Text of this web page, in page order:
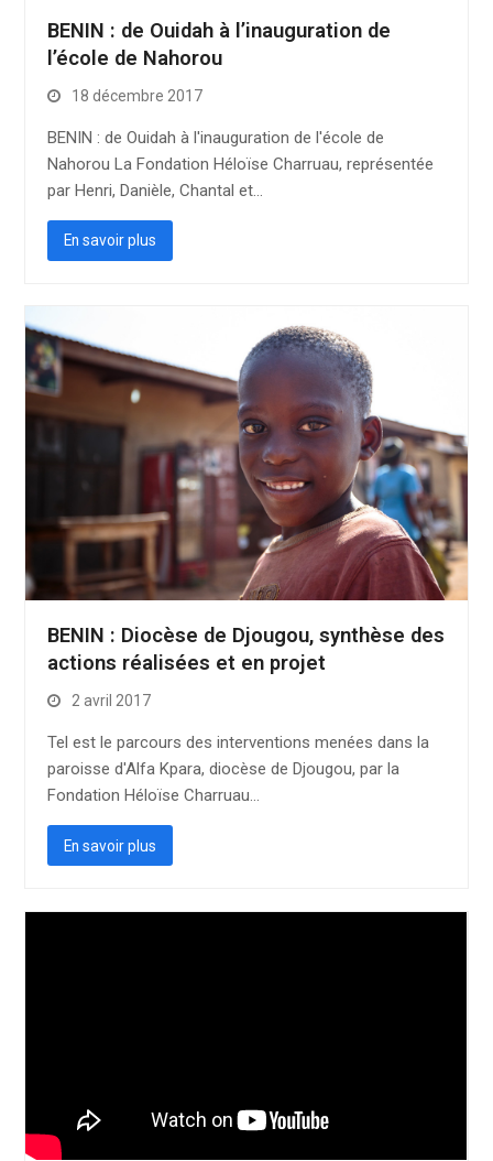
BENIN : de Ouidah à l’inauguration de
l’école de Nahorou
18 décembre 2017
BENIN : de Ouidah à l'inauguration de l'école de
Nahorou La Fondation Héloïse Charruau, représentée
par Henri, Danièle, Chantal et…
En savoir plus
BENIN : Diocèse de Djougou, synthèse des
actions réalisées et en projet
2 avril 2017
Tel est le parcours des interventions menées dans la
paroisse d'Alfa Kpara, diocèse de Djougou, par la
Fondation Héloïse Charruau…
En savoir plus